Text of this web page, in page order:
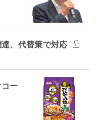
達、代替策で対応
ー